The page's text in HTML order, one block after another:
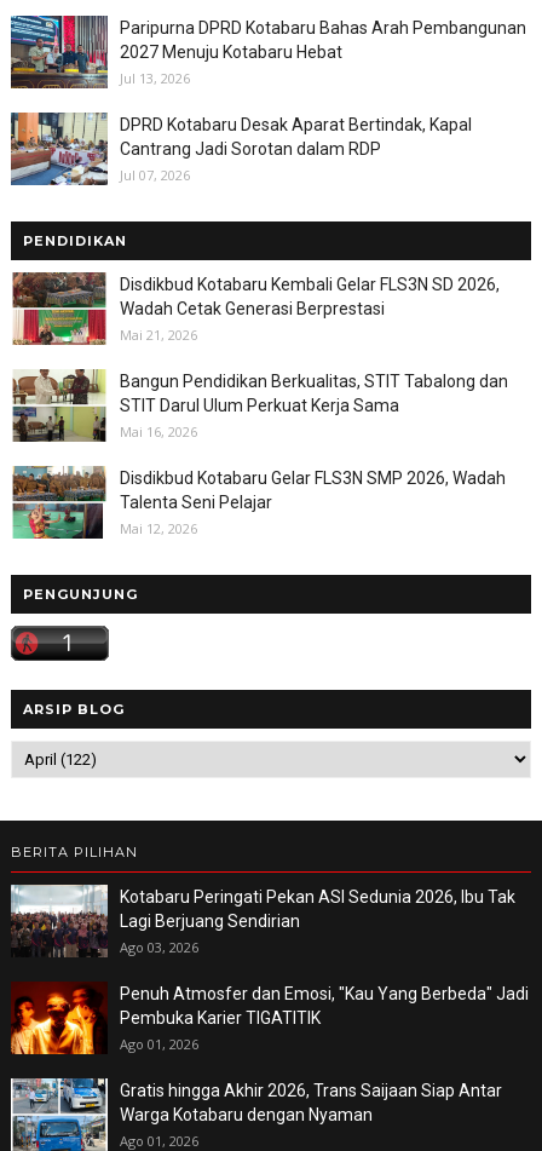
Paripurna DPRD Kotabaru Bahas Arah Pembangunan
2027 Menuju Kotabaru Hebat
Jul 13, 2026
DPRD Kotabaru Desak Aparat Bertindak, Kapal
Cantrang Jadi Sorotan dalam RDP
Jul 07, 2026
PENDIDIKAN
Disdikbud Kotabaru Kembali Gelar FLS3N SD 2026,
Wadah Cetak Generasi Berprestasi
Mai 21, 2026
Bangun Pendidikan Berkualitas, STIT Tabalong dan
STIT Darul Ulum Perkuat Kerja Sama
Mai 16, 2026
Disdikbud Kotabaru Gelar FLS3N SMP 2026, Wadah
Talenta Seni Pelajar
Mai 12, 2026
PENGUNJUNG
ARSIP BLOG
BERITA PILIHAN
Kotabaru Peringati Pekan ASI Sedunia 2026, Ibu Tak
Lagi Berjuang Sendirian
Ago 03, 2026
Penuh Atmosfer dan Emosi, "Kau Yang Berbeda" Jadi
Pembuka Karier TIGATITIK
Ago 01, 2026
Gratis hingga Akhir 2026, Trans Saijaan Siap Antar
Warga Kotabaru dengan Nyaman
Ago 01, 2026